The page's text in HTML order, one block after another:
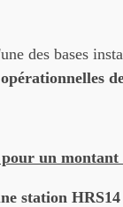
des bases
un montant
station HRS14